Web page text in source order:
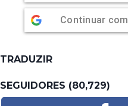
Continuar com
TRADUZIR
SEGUIDORES (80,729)